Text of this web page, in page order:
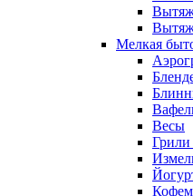
Мелкая
Весы